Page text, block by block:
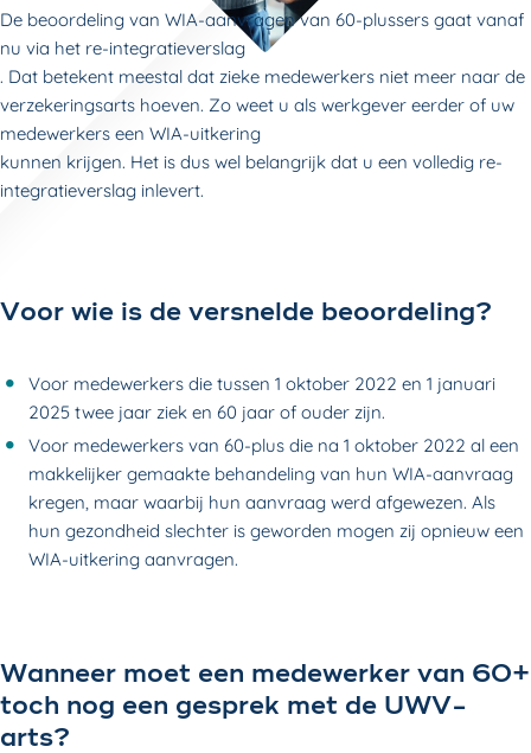
De beoordeling van WIA-aanvragen van 60-plussers gaat vanaf
nu via het re-integratieverslag
. Dat betekent meestal dat zieke medewerkers niet meer naar de
verzekeringsarts hoeven. Zo weet u als werkgever eerder of uw
medewerkers een WIA-uitkering
kunnen krijgen. Het is dus wel belangrijk dat u een volledig re-
integratieverslag inlevert.
Voor wie is de versnelde beoordeling?
Voor medewerkers die tussen 1 oktober 2022 en 1 januari
2025 twee jaar ziek en 60 jaar of ouder zijn.
Voor medewerkers van 60-plus die na 1 oktober 2022 al een
makkelijker gemaakte behandeling van hun WIA-aanvraag
kregen, maar waarbij hun aanvraag werd afgewezen. Als
hun gezondheid slechter is geworden mogen zij opnieuw een
WIA-uitkering aanvragen.
Wanneer moet een medewerker van 60+
toch nog een gesprek met de UWV-
arts?